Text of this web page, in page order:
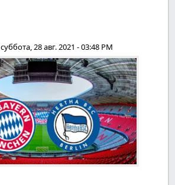
суббота, 28 авг. 2021 - 03:48 PM